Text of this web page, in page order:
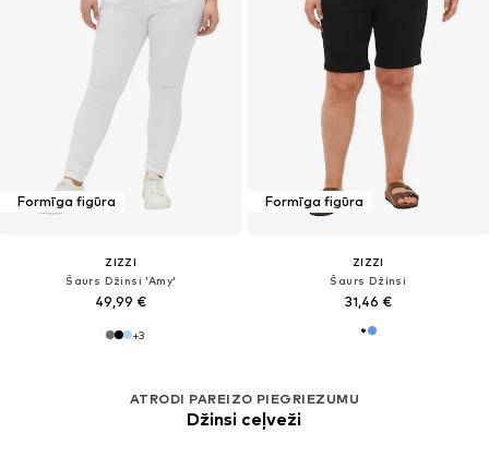
Formīga figūra
ZIZZI
Šaurs Džinsi 'Amy'
49,99 €
+3
Formīga figūra
ZIZZI
Šaurs Džinsi
31,46 €
ATRODI PAREIZO PIEGRIEZUMU
Džinsi ceļveži